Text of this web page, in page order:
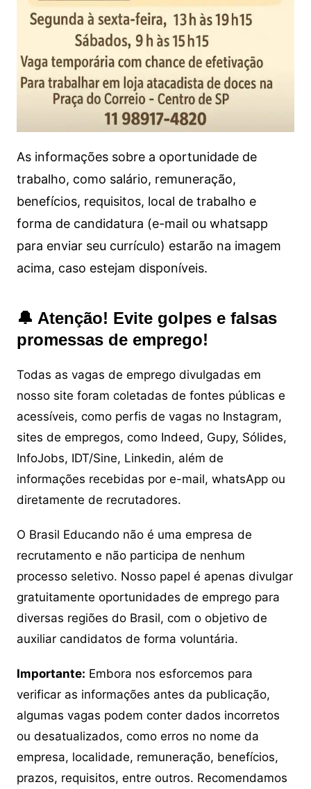
As informações sobre a oportunidade de
trabalho, como salário, remuneração,
benefícios, requisitos, local de trabalho e
forma de candidatura (e-mail ou whatsapp
para enviar seu currículo) estarão na imagem
acima, caso estejam disponíveis.
🔔 Atenção! Evite golpes e falsas
promessas de emprego!
Todas as vagas de emprego divulgadas em
nosso site foram coletadas de fontes públicas e
acessíveis, como perfis de vagas no Instagram,
sites de empregos, como Indeed, Gupy, Sólides,
InfoJobs, IDT/Sine, Linkedin, além de
informações recebidas por e-mail, whatsApp ou
diretamente de recrutadores.
O Brasil Educando não é uma empresa de
recrutamento e não participa de nenhum
processo seletivo. Nosso papel é apenas divulgar
gratuitamente oportunidades de emprego para
diversas regiões do Brasil, com o objetivo de
auxiliar candidatos de forma voluntária.
Importante: Embora nos esforcemos para
verificar as informações antes da publicação,
algumas vagas podem conter dados incorretos
ou desatualizados, como erros no nome da
empresa, localidade, remuneração, benefícios,
prazos, requisitos, entre outros. Recomendamos